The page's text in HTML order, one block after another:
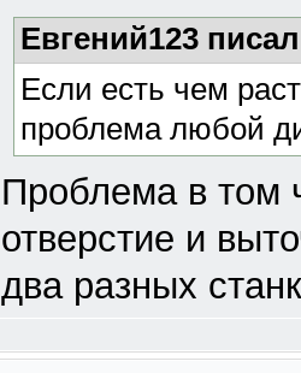
Евгений123
Если есть чем
проблема любой
Проблема в том
отверстие и
два разных